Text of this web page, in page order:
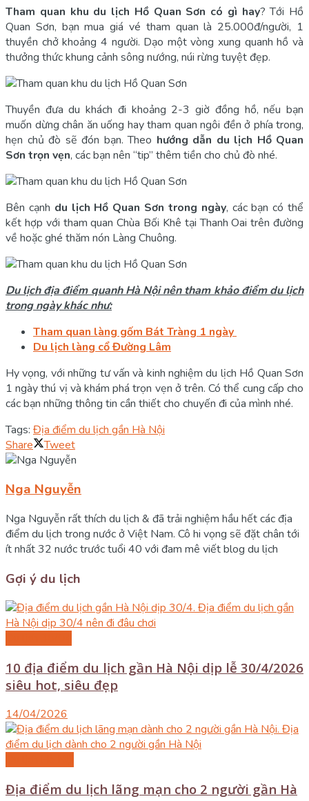
Tham quan khu du lịch Hồ Quan Sơn có gì hay? Tới Hồ
Quan Sơn, bạn mua giá vé tham quan là 25.000đ/người, 1
thuyền chở khoảng 4 người. Dạo một vòng xung quanh hồ và
thưởng thức khung cảnh sông nướng, núi rừng tuyệt đẹp.
Thuyền đưa du khách đi khoảng 2-3 giờ đồng hồ, nếu bạn
muốn dừng chân ăn uống hay tham quan ngôi đền ở phía trong,
hẹn chủ đò sẽ đón bạn. Theo hướng dẫn du lịch Hồ Quan
Sơn trọn vẹn, các bạn nên “tip” thêm tiền cho chủ đò nhé.
Bên cạnh du lịch Hồ Quan Sơn trong ngày, các bạn có thể
kết hợp với tham quan Chùa Bối Khê tại Thanh Oai trên đường
về hoặc ghé thăm nón Làng Chuông.
Du lịch địa điểm quanh Hà Nội nên tham khảo điểm du lịch
trong ngày khác như:
Tham quan làng gốm Bát Tràng 1 ngày
Du lịch làng cổ Đường Lâm
Hy vọng, với những tư vấn và kinh nghiệm du lịch Hồ Quan Sơn
1 ngày thú vị và khám phá trọn vẹn ở trên. Có thể cung cấp cho
các bạn những thông tin cần thiết cho chuyến đi của mình nhé.
Tags: Địa điểm du lịch gần Hà Nội
Share
Tweet
Nga Nguyễn
Nga Nguyễn rất thích du lịch & đã trải nghiệm hầu hết các địa
điểm du lịch trong nước ở Việt Nam. Cô hi vọng sẽ đặt chân tới
ít nhất 32 nước trước tuổi 40 với đam mê viết blog du lịch
Gợi ý du lịch
10 địa điểm du lịch gần Hà Nội dịp lễ 30/4/2026
siêu hot, siêu đẹp
14/04/2026
Địa điểm du lịch lãng mạn cho 2 người gần Hà